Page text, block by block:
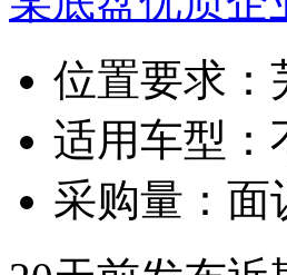
位置要求：
适用车型：
采购量： 面